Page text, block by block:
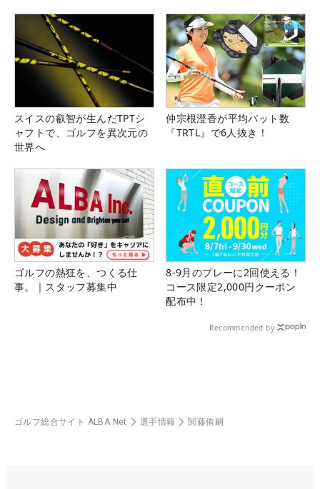
スイスの叡智が生んだTPTシ
ャフトで、ゴルフを異次元の
世界へ
仲宗根澄香が平均パット数
『TRTL』で6人抜き！
ゴルフの熱狂を、つくる仕
事。｜スタッフ募集中
8-9月のプレーに2回使える！
コース限定2,000円クーポン
配布中！
Recommended by
ゴルフ総合サイト ALBA Net 選手情報 関藤侑嗣